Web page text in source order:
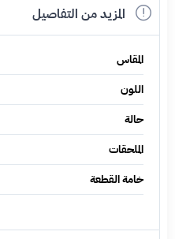
المزيد من التفاصيل
المقاس
اللون
حالة
الملحقات
خامة القطعة